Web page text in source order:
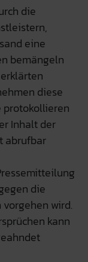
die
eine
bemängeln
diese
protokollieren
Inhalt der
abrufbar
die
wird.
kann